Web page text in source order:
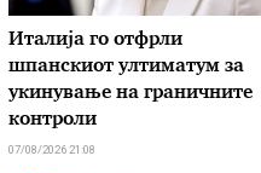
Италија го отфрли
шпанскиот ултиматум за
укинување на граничните
контроли
07/08/2026 21:08